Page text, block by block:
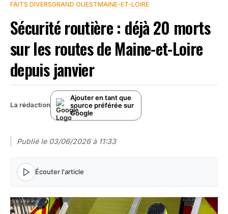
FAITS DIVERSGRAND OUESTMAINE-ET-LOIRE
Sécurité routière : déjà 20 morts
sur les routes de Maine-et-Loire
depuis janvier
La rédaction
Ajouter en tant que
source préférée sur
Google
Publié le 03/06/2026 à 11:33
Écouter l'article